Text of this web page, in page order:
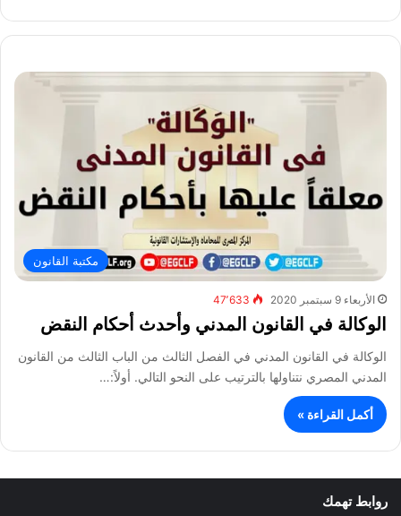
مكتبة القانون
الأربعاء 9 سبتمبر 2020 47٬633
الوكالة في القانون المدني وأحدث أحكام النقض
الوكالة في القانون المدني في الفصل الثالث من الباب الثالث من القانون
المدني المصري نتناولها بالترتيب على النحو التالي. أولاً:…
أكمل القراءة »
روابط تهمك